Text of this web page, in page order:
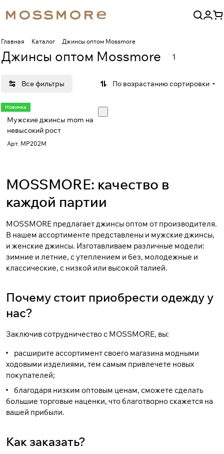
Главная Каталог Джинсы оптом Mossmore
Джинсы оптом Mossmore 1
Все фильтры По возрастанию сортировки
Новинка
Мужские джинсы mom на
невысокий рост
Арт. MP202M
MOSSMORE: качество в
каждой партии
MOSSMORE предлагает джинсы оптом от производителя.
В нашем ассортименте представлены и мужские джинсы,
и женские джинсы. Изготавливаем различные модели:
зимние и летние, с утеплением и без, молодежные и
классические, с низкой или высокой талией.
Почему стоит приобрести одежду у
нас?
Заключив сотрудничество с MOSSMORE, вы:
расширите ассортимент своего магазина модными
ходовыми изделиями, тем самым привлечете новых
покупателей;
благодаря низким оптовым ценам, сможете сделать
большие торговые наценки, что благотворно скажется на
вашей прибыли.
Как заказать?